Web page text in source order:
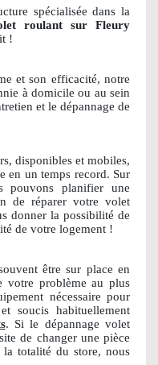
spécialisée dans la
roulant sur Fleury
!
et son efficacité, notre
à domicile ou au sein
et le dépannage de
disponibles et mobiles,
en un temps record. Sur
pouvons planifier une
de réparer votre volet
donner la possibilité de
de votre logement !
être sur place en
votre problème au plus
nécessaire pour
soucis habituellement
. Si le dépannage volet
de changer une pièce
totalité du store, nous